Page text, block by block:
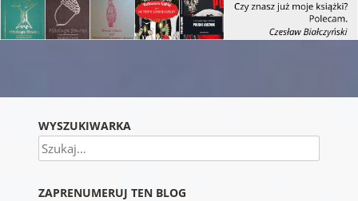
WYSZUKIWARKA
Szukaj
ZAPRENUMERUJ TEN BLOG